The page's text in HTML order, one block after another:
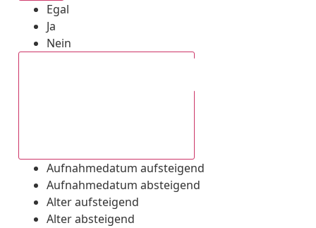
Egal
Ja
Nein
Aufnahmedatum aufsteigend
Aufnahmedatum absteigend
Alter aufsteigend
Alter absteigend